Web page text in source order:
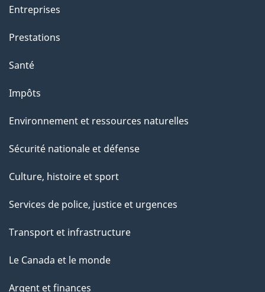
Entreprises
Prestations
Santé
Impôts
Environnement et ressources naturelles
Sécurité nationale et défense
Culture, histoire et sport
Services de police, justice et urgences
Transport et infrastructure
Le Canada et le monde
Argent et finances